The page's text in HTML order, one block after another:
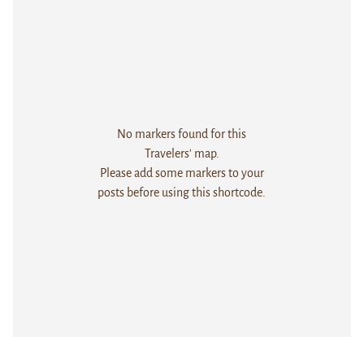
No markers found for this
Travelers' map.
Please add some markers to your
posts before using this shortcode.